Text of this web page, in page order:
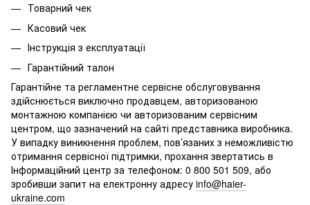
Товарний чек
Касовий чек
Інструкція з експлуатації
Гарантійний талон
Гарантійне та регламентне сервісне обслуговування
здійснюється виключно продавцем, авторизованою
монтажною компанією чи авторизованим сервісним
центром, що зазначений на сайті представника виробника.
У випадку виникнення проблем, пов’язаних з неможливістю
отримання сервісної підтримки, прохання звертатись в
Інформаційний центр за телефоном: 0 800 501 509, або
зробивши запит на електронну адресу info@haier-
ukraine.com